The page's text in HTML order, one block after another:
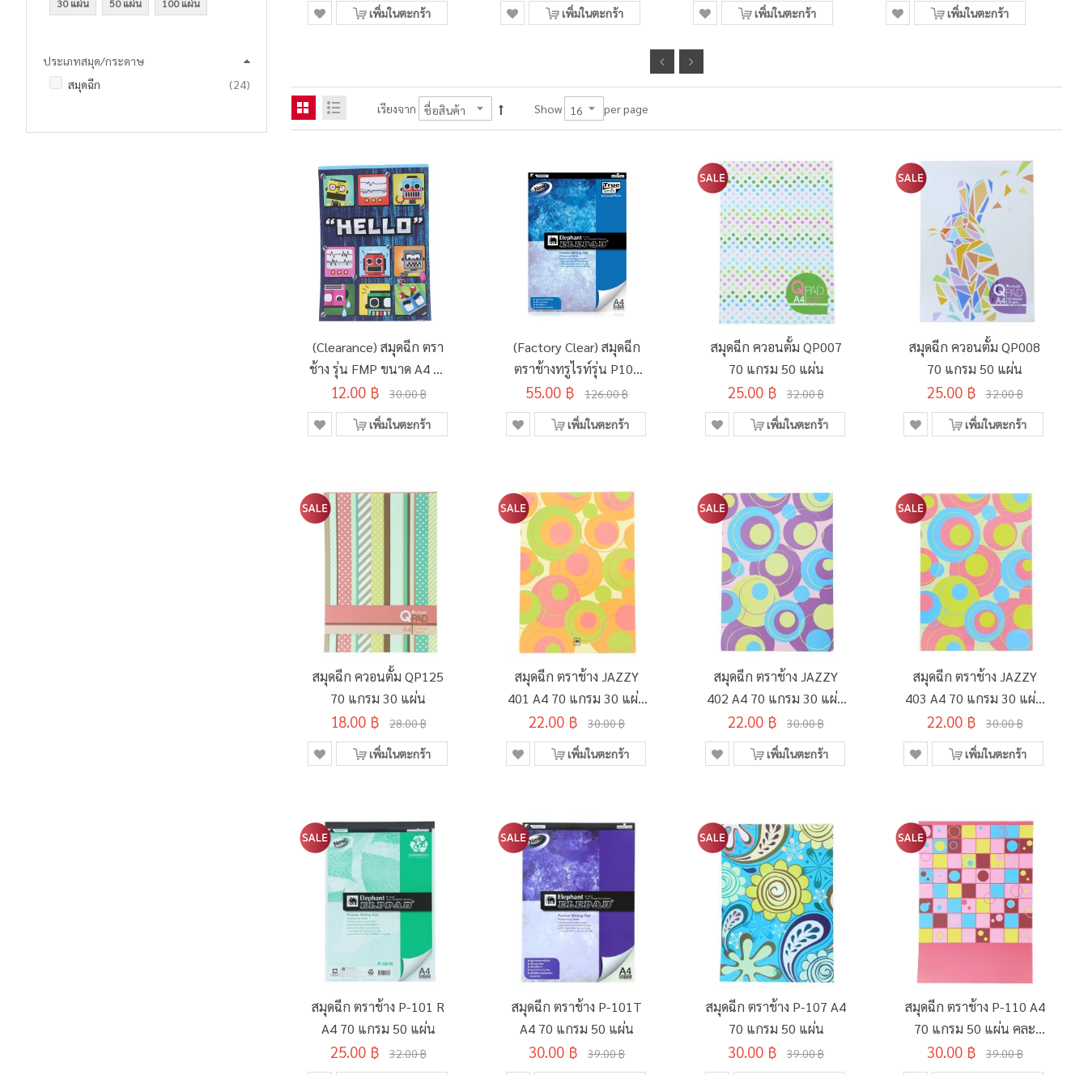
เพิ่มในตะกร้า เพิ่มในตะกร้า เพิ่มในตะกร้า เพิ่มในตะกร้า
เรียงจาก Show per page
(Clearance) สมุดฉีก ตรา
ช้าง รุ่น FMP ขนาด A4 70
แกรม 50 แผ่น
(SD134495)
12.00 ฿ 30.00 ฿
เพิ่มในตะกร้า
(Factory Clear) สมุดฉีก
ตราช้างทรูไรท์รุ่น P101
70แกรม 50แผ่น (3เล่ม/
แพ็ค)
55.00 ฿ 126.00 ฿
เพิ่มในตะกร้า
สมุดฉีก ควอนตั้ม QP007
70 แกรม 50 แผ่น
25.00 ฿ 32.00 ฿
เพิ่มในตะกร้า
สมุดฉีก ควอนตั้ม QP008
70 แกรม 50 แผ่น
25.00 ฿ 32.00 ฿
เพิ่มในตะกร้า
สมุดฉีก ควอนตั้ม QP125
70 แกรม 30 แผ่น
18.00 ฿ 28.00 ฿
เพิ่มในตะกร้า
สมุดฉีก ตราช้าง JAZZY
401 A4 70 แกรม 30 แผ่น
คละลาย
22.00 ฿ 30.00 ฿
เพิ่มในตะกร้า
สมุดฉีก ตราช้าง JAZZY
402 A4 70 แกรม 30 แผ่น
คละลาย
22.00 ฿ 30.00 ฿
เพิ่มในตะกร้า
สมุดฉีก ตราช้าง JAZZY
403 A4 70 แกรม 30 แผ่น
คละลาย
22.00 ฿ 30.00 ฿
เพิ่มในตะกร้า
สมุดฉีก ตราช้าง P-101 R
A4 70 แกรม 50 แผ่น
25.00 ฿ 32.00 ฿
สมุดฉีก ตราช้าง P-101T
A4 70 แกรม 50 แผ่น
30.00 ฿ 39.00 ฿
สมุดฉีก ตราช้าง P-107 A4
70 แกรม 50 แผ่น
30.00 ฿ 39.00 ฿
สมุดฉีก ตราช้าง P-110 A4
70 แกรม 50 แผ่น คละ
ลาย
30.00 ฿ 39.00 ฿
30 แผ่น 50 แผ่น 100 แผ่น
ประเภทสมุด/กระดาษ
สมุดฉีก
24รายการ